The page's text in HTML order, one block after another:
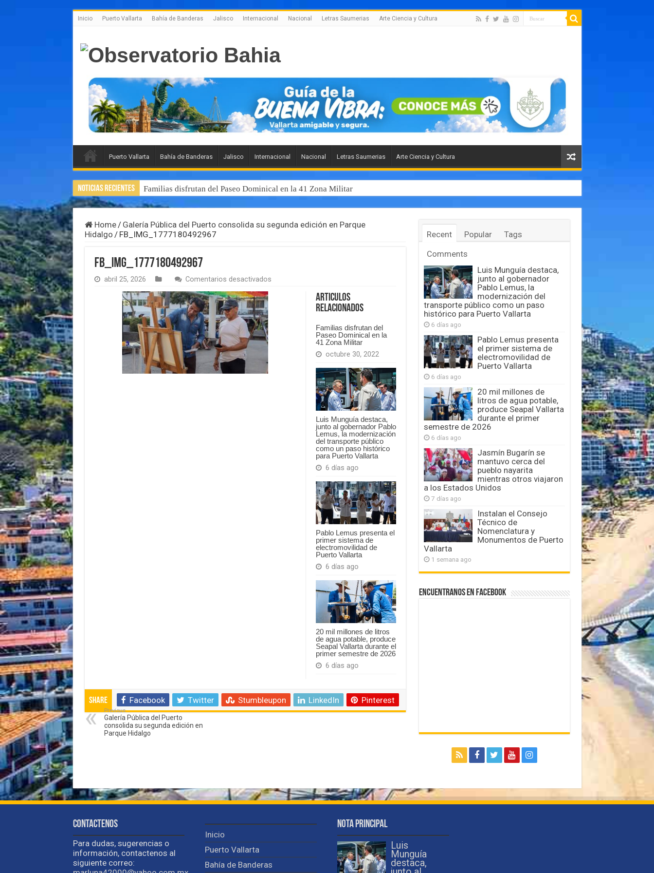
Inicio Puerto Vallarta Bahía de Banderas Jalisco Internacional Nacional Letras Saumerias Arte Ciencia y Cultura
Puerto Vallarta Bahía de Banderas Jalisco Internacional Nacional Letras Saumerias Arte Ciencia y Cultura
Noticias Recientes Familias disfrutan del Paseo Dominical en la 41 Zona Militar
Home/ Galería Pública del Puerto consolida su segunda edición en Parque
Hidalgo / FB_IMG_1777180492967
FB_IMG_1777180492967
abril 25, 2026 Comentarios desactivadosen
Articulos
Relacionados
Familias disfrutan del
Paseo Dominical en la
41 Zona Militar
octubre 30, 2022
Luis Munguía destaca,
junto al gobernador Pablo
Lemus, la modernización
del transporte público
como un paso histórico
para Puerto Vallarta
6 días ago
Pablo Lemus presenta el
primer sistema de
electromovilidad de
Puerto Vallarta
6 días ago
20 mil millones de litros
de agua potable, produce
Seapal Vallarta durante el
primer semestre de 2026
6 días ago
Share Facebook Twitter Stumbleupon LinkedIn Pinterest
Previous
Galería Pública del Puerto
consolida su segunda edición en
Parque Hidalgo
Recent Popular
Tags
Comments
Luis Munguía destaca,
junto al gobernador
Pablo Lemus, la
modernización del
transporte público como un paso
histórico para Puerto Vallarta
6 días ago
Pablo Lemus presenta
el primer sistema de
electromovilidad de
Puerto Vallarta
6 días ago
20 mil millones de
litros de agua potable,
produce Seapal Vallarta
durante el primer
semestre de 2026
6 días ago
Jasmín Bugarín se
mantuvo cerca del
pueblo nayarita
mientras otros viajaron
a los Estados Unidos
7 días ago
Instalan el Consejo
Técnico de
Nomenclatura y
Monumentos de Puerto
Vallarta
1 semana ago
Encuentranos en Facebook
Contactenos
Para dudas, sugerencias o
información, contactenos al
siguiente correo:
Inicio
Puerto Vallarta
Bahía de Banderas
Nota Principal
Luis
Munguía
destaca,